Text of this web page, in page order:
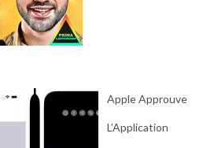
Apple Approuve
L’Application